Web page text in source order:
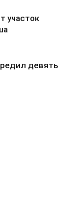
участок
девять